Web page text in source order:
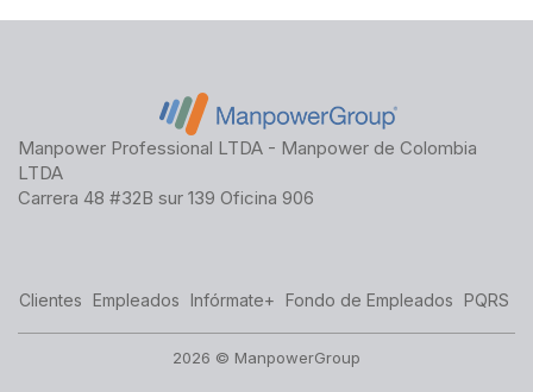
Manpower Professional LTDA - Manpower de Colombia
LTDA
Carrera 48 #32B sur 139 Oficina 906
Clientes Empleados Infórmate+ Fondo de Empleados PQRS
2026 © ManpowerGroup